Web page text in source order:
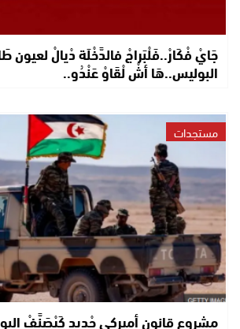
جَايْ فْكَارْ..فَلْبَراجْ فالدَّخْلَة دْيالْ لعيون
البوليس..هَا أشْ لْقَاوْ عَنْدُو..
مستجدات
مشروع قانون أميركي جْديد كَيْصَنَّفْ